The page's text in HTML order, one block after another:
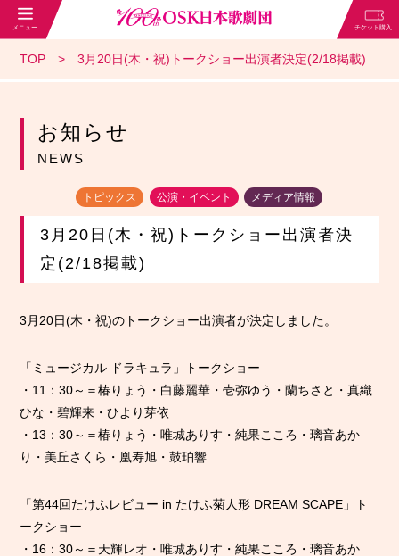
TOP 3月20日(木・祝)トークショー出演者決定(2/18掲載)
お知らせ
NEWS
トピックス 公演・イベント メディア情報
3月20日(木・祝)トークショー出演者決
定(2/18掲載)
3月20日(木・祝)のトークショー出演者が決定しました。
「ミュージカル ドラキュラ」トークショー
・11：30～＝椿りょう・白藤麗華・壱弥ゆう・蘭ちさと・真織
ひな・碧輝来・ひより芽依
・13：30～＝椿りょう・唯城ありす・純果こころ・璃音あか
り・美丘さくら・凰寿旭・鼓珀響
「第44回たけふレビュー in たけふ菊人形 DREAM SCAPE」ト
ークショー
・16：30～＝天輝レオ・唯城ありす・純果こころ・璃音あか